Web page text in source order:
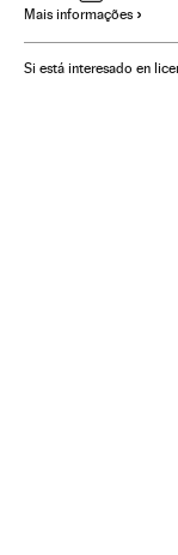
Política
Mais informações
Si está interesado en